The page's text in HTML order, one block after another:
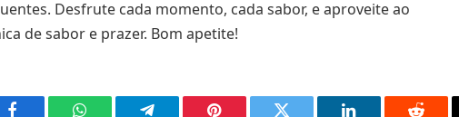
Desfrute cada momento, cada sabor, e aproveite ao
de sabor e prazer. Bom apetite!